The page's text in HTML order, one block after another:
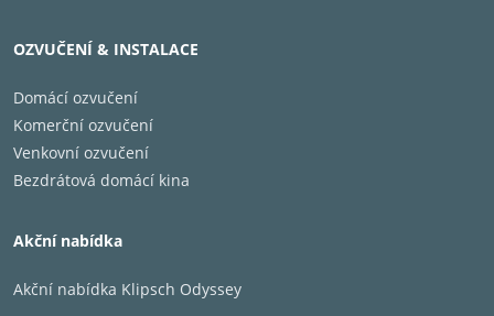
OZVUČENÍ & INSTALACE
Domácí ozvučení
Komerční ozvučení
Venkovní ozvučení
Bezdrátová domácí kina
Akční nabídka
Akční nabídka Klipsch Odyssey